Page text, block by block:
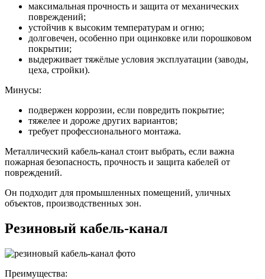
максимальная прочность и защита от механических
повреждений;
устойчив к высоким температурам и огню;
долговечен, особенно при оцинковке или порошковом
покрытии;
выдерживает тяжёлые условия эксплуатации (заводы,
цеха, стройки).
Минусы:
подвержен коррозии, если повредить покрытие;
тяжелее и дороже других вариантов;
требует профессионального монтажа.
Металлический кабель-канал стоит выбрать, если важна
пожарная безопасность, прочность и защита кабелей от
повреждений.
Он подходит для промышленных помещений, уличных
объектов, производственных зон.
Резиновый кабель-канал
Преимущества: